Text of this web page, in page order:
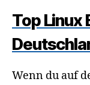
Top Linux
Wenn du auf